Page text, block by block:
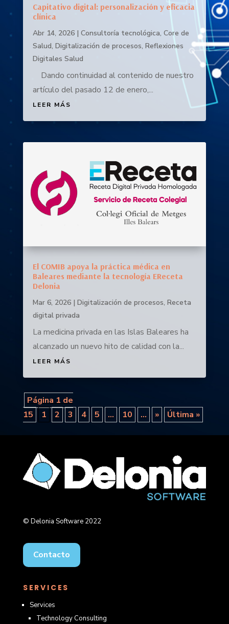
Capitativo digital: personalización y eficacia
clínica
Abr 14, 2026| Consultoría tecnológica, Core de
Salud, Digitalización de procesos, Reflexiones
Digitales Salud
Dando continuidad al contenido de nuestro
artículo del pasado 12 de enero,...
LEER MÁS
El COMIB apoya la práctica médica en
Baleares mediante la tecnología EReceta
Delonia
Mar 6, 2026| Digitalización de procesos, Receta
digital privada
La medicina privada en las Islas Baleares ha
alcanzado un nuevo hito de calidad con la...
LEER MÁS
Página 1 de
15
1 2 3 4 5 ... 10 ... » Última »
© Delonia Software 2022
Contacto
SERVICES
Services
Technology Consulting